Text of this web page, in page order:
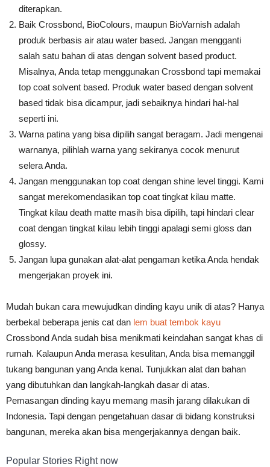
diterapkan.
Baik Crossbond, BioColours, maupun BioVarnish adalah
produk berbasis air atau water based. Jangan mengganti
salah satu bahan di atas dengan solvent based product.
Misalnya, Anda tetap menggunakan Crossbond tapi memakai
top coat solvent based. Produk water based dengan solvent
based tidak bisa dicampur, jadi sebaiknya hindari hal-hal
seperti ini.
Warna patina yang bisa dipilih sangat beragam. Jadi mengenai
warnanya, pilihlah warna yang sekiranya cocok menurut
selera Anda.
Jangan menggunakan top coat dengan shine level tinggi. Kami
sangat merekomendasikan top coat tingkat kilau matte.
Tingkat kilau death matte masih bisa dipilih, tapi hindari clear
coat dengan tingkat kilau lebih tinggi apalagi semi gloss dan
glossy.
Jangan lupa gunakan alat-alat pengaman ketika Anda hendak
mengerjakan proyek ini.
Mudah bukan cara mewujudkan dinding kayu unik di atas? Hanya
berbekal beberapa jenis cat dan lem buat tembok kayu
Crossbond Anda sudah bisa menikmati keindahan sangat khas di
rumah. Kalaupun Anda merasa kesulitan, Anda bisa memanggil
tukang bangunan yang Anda kenal. Tunjukkan alat dan bahan
yang dibutuhkan dan langkah-langkah dasar di atas.
Pemasangan dinding kayu memang masih jarang dilakukan di
Indonesia. Tapi dengan pengetahuan dasar di bidang konstruksi
bangunan, mereka akan bisa mengerjakannya dengan baik.
Popular Stories Right now